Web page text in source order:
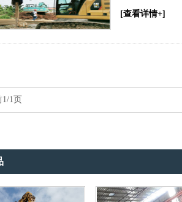
[查看详情+]
1页